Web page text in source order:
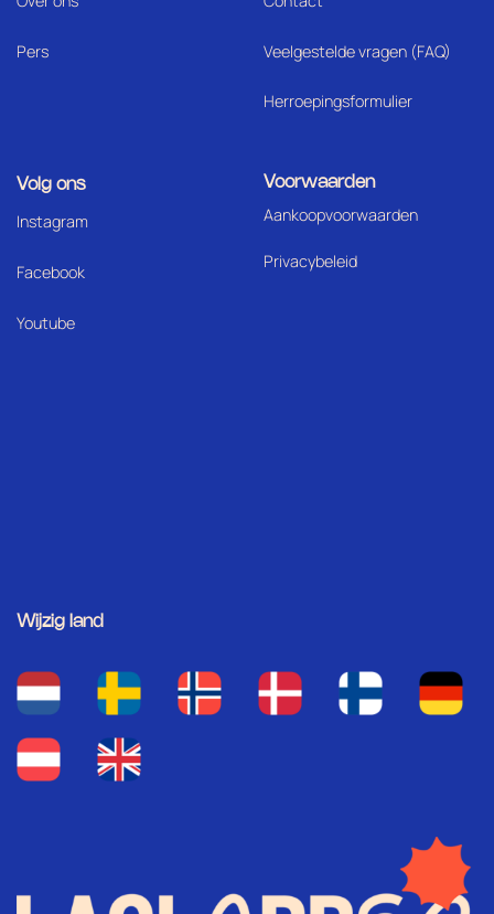
Pers Veelgestelde vragen (FAQ)
Herroepingsformulier
Volg ons
Instagram
Facebook
Youtube
Voorwaarden
Aankoopvoorwaarden
Privacybeleid
Wijzig land